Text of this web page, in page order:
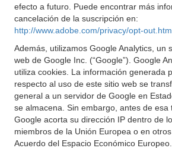
efecto a futuro. Puede encontrar más
cancelación de la suscripción en:
http://www.adobe.com/privacy/opt-
Además, utilizamos Google Analytics, un
web de Google Inc. (“Google”). Google
utiliza cookies. La información generada
respecto al uso de este sitio web se
general a un servidor de Google en
se almacena. Sin embargo, antes de esa
Google acorta su dirección IP dentro de
miembros de la Unión Europea o en
Acuerdo del Espacio Económico